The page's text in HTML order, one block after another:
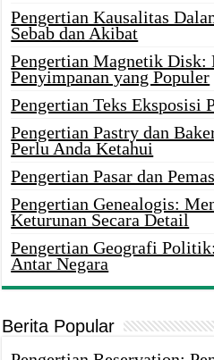
Pengertian Kausalitas
Sebab dan Akibat
Pengertian Magnetik Disk:
Penyimpanan yang Populer
Pengertian Teks Eksposisi
Pengertian Pastry dan
Perlu Anda Ketahui
Pengertian Pasar dan
Pengertian Genealogis:
Keturunan Secara Detail
Pengertian Geografi
Antar Negara
Berita Popular